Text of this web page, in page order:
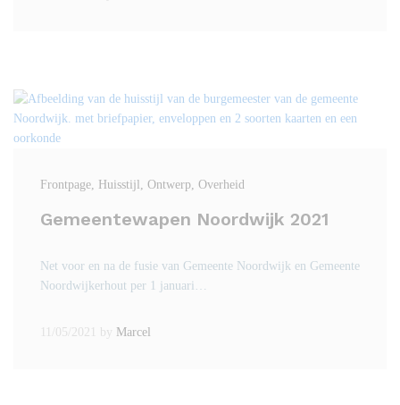
Frontpage, Huisstijl , Ontwerp, Overheid
Gemeentewapen Noordwijk 2021
Net voor en na de fusie van Gemeente Noordwijk en Gemeente
Noordwijkerhout per 1 januari…
11/05/2021 by Marcel